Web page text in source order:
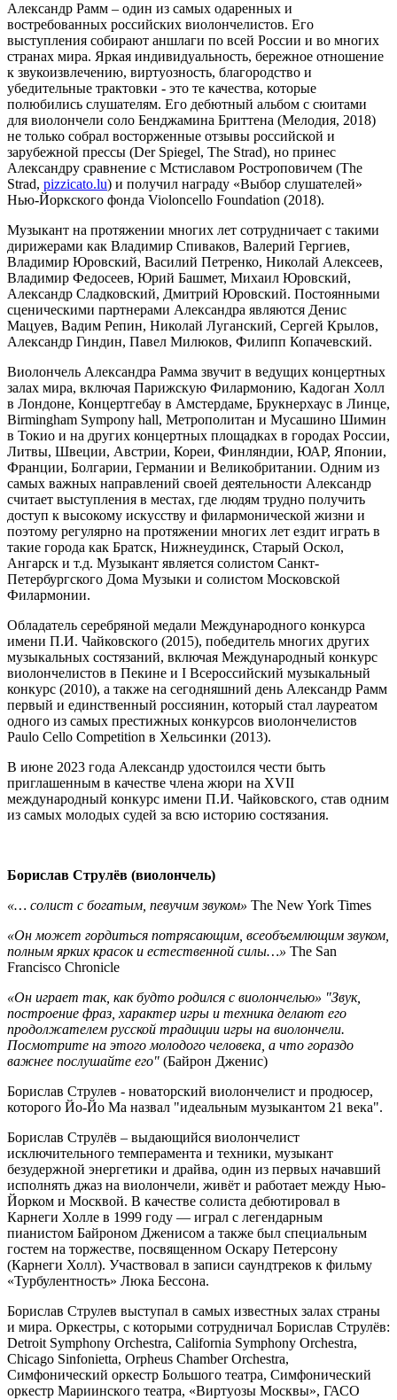
Александр Рамм – один из самых одаренных и
востребованных российских виолончелистов. Его
выступления собирают аншлаги по всей России и во многих
странах мира. Яркая индивидуальность, бережное отношение
к звукоизвлечению, виртуозность, благородство и
убедительные трактовки - это те качества, которые
полюбились слушателям. Его дебютный альбом с сюитами
для виолончели соло Бенджамина Бриттена (Мелодия, 2018)
не только собрал восторженные отзывы российской и
зарубежной прессы (Der Spiegel, The Strad), но принес
Александру сравнение с Мстиславом Ростроповичем (The
Strad, pizzicato.lu) и получил награду «Выбор слушателей»
Нью-Йоркского фонда Violoncello Foundation (2018).
Музыкант на протяжении многих лет сотрудничает с такими
дирижерами как Владимир Спиваков, Валерий Гергиев,
Владимир Юровский, Василий Петренко, Николай Алексеев,
Владимир Федосеев, Юрий Башмет, Михаил Юровский,
Александр Сладковский, Дмитрий Юровский. Постоянными
сценическими партнерами Александра являются Денис
Мацуев, Вадим Репин, Николай Луганский, Сергей Крылов,
Александр Гиндин, Павел Милюков, Филипп Копачевский.
Виолончель Александра Рамма звучит в ведущих концертных
залах мира, включая Парижскую Филармонию, Кадоган Холл
в Лондоне, Концертгебау в Амстердаме, Брукнерхаус в Линце,
Birmingham Sympony hall, Метрополитан и Мусашино Шимин
в Токио и на других концертных площадках в городах России,
Литвы, Швеции, Австрии, Кореи, Финляндии, ЮАР, Японии,
Франции, Болгарии, Германии и Великобритании. Одним из
самых важных направлений своей деятельности Александр
считает выступления в местах, где людям трудно получить
доступ к высокому искусcтву и филармонической жизни и
поэтому регулярно на протяжении многих лет ездит играть в
такие города как Братск, Нижнеудинск, Старый Оскол,
Ангарск и т.д. Музыкант является солистом Санкт-
Петербургского Дома Музыки и солистом Московской
Филармонии.
Обладатель серебряной медали Международного конкурса
имени П.И. Чайковского (2015), победитель многих других
музыкальных состязаний, включая Международный конкурс
виолончелистов в Пекине и I Всероссийский музыкальный
конкурс (2010), а также на сегодняшний день Александр Рамм
первый и единственный россиянин, который стал лауреатом
одного из самых престижных конкурсов виолончелистов
Paulo Cello Competition в Хельсинки (2013).
В июне 2023 года Александр удостоился чести быть
приглашенным в качестве члена жюри на ХVII
международный конкурс имени П.И. Чайковского, став одним
из самых молодых судей за всю историю состязания.
Борислав Струлёв (виолончель)
«… солист с богатым, певучим звуком» The New York Times
«Он может гордиться потрясающим, всеобъемлющим звуком,
полным ярких красок и естественной силы…» The San
Francisco Chronicle
«Он играет так, как будто родился с виолончелью» "Звук,
построение фраз, характер игры и техника делают его
продолжателем русской традиции игры на виолончели.
Посмотрите на этого молодого человека, а что гораздо
важнее послушайте его" (Байрон Дженис)
Борислав Струлев - новаторский виолончелист и продюсер,
которого Йо-Йо Ма назвал "идеальным музыкантом 21 века".
Борислав Струлёв – выдающийся виолончелист
исключительного темперамента и техники, музыкант
безудержной энергетики и драйва, один из первых начавший
исполнять джаз на виолончели, живёт и работает между Нью-
Йорком и Москвой. В качестве солиста дебютировал в
Карнеги Холле в 1999 году — играл с легендарным
пианистом Байроном Дженисом а также был специальным
гостем на торжестве, посвященном Оскару Петерсону
(Карнеги Холл). Участвовал в записи саундтреков к фильму
«Турбулентность» Люка Бессона.
Борислав Струлев выступал в самых известных залах страны
и мира. Оркестры, с которыми сотрудничал Борислав Струлёв:
Detroit Symphony Orchestra, California Symphony Orchestra,
Chicago Sinfonietta, Orpheus Chamber Orchestra,
Симфонический оркестр Большого театра, Симфонический
оркестр Мариинского театра, «Виртуозы Москвы», ГАСО